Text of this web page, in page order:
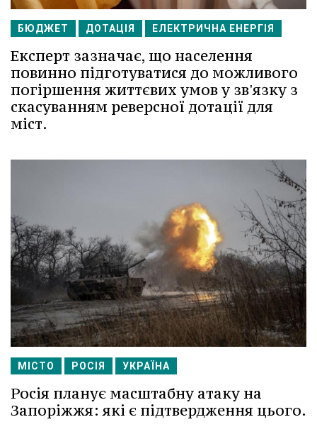
БЮДЖЕТ ДОТАЦІЯ ЕЛЕКТРИЧНА ЕНЕРГІЯ
Експерт зазначає, що населення
повинно підготуватися до можливого
погіршення життєвих умов у зв'язку з
скасуванням реверсної дотації для
міст.
МІСТО РОСІЯ УКРАЇНА
Росія планує масштабну атаку на
Запоріжжя: які є підтвердження цього.